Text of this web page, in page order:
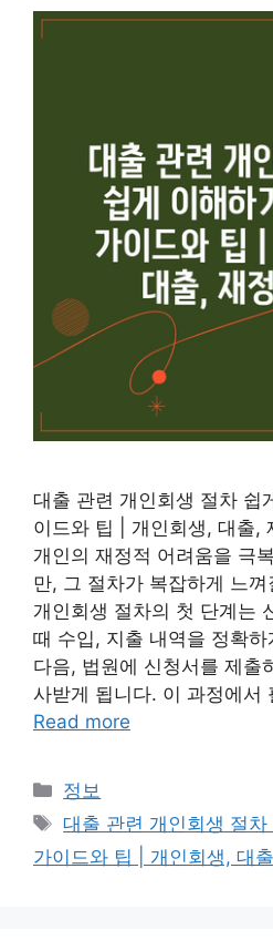
대출 관련 개인회생 절차 쉽
이드와 팁 | 개인회생, 대출,
개인의 재정적 어려움을 극
만, 그 절차가 복잡하게 느
개인회생 절차의 첫 단계는
때 수입, 지출 내역을 정확
다음, 법원에 신청서를 제출
사받게 됩니다. 이 과정에서
Read more
Categories
정보
Tags
대출 관련 개인회생 절
가이드와 팁 | 개인회생, 대